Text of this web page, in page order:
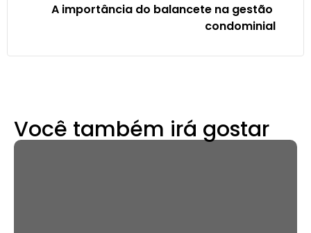
A importância do balancete na gestão
condominial
Você também irá gostar